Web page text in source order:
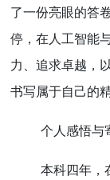
了一份亮眼的答
停，在人工智能
力、追求卓越，
书写属于自己的
个人感悟与
本科四年，